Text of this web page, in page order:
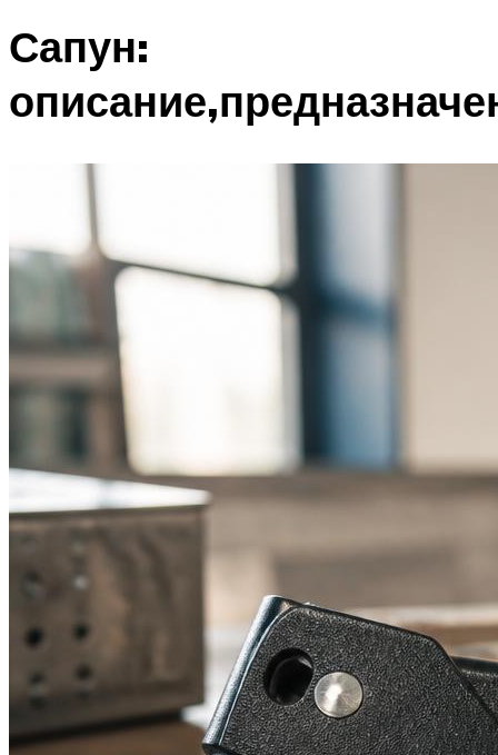
Сапун: